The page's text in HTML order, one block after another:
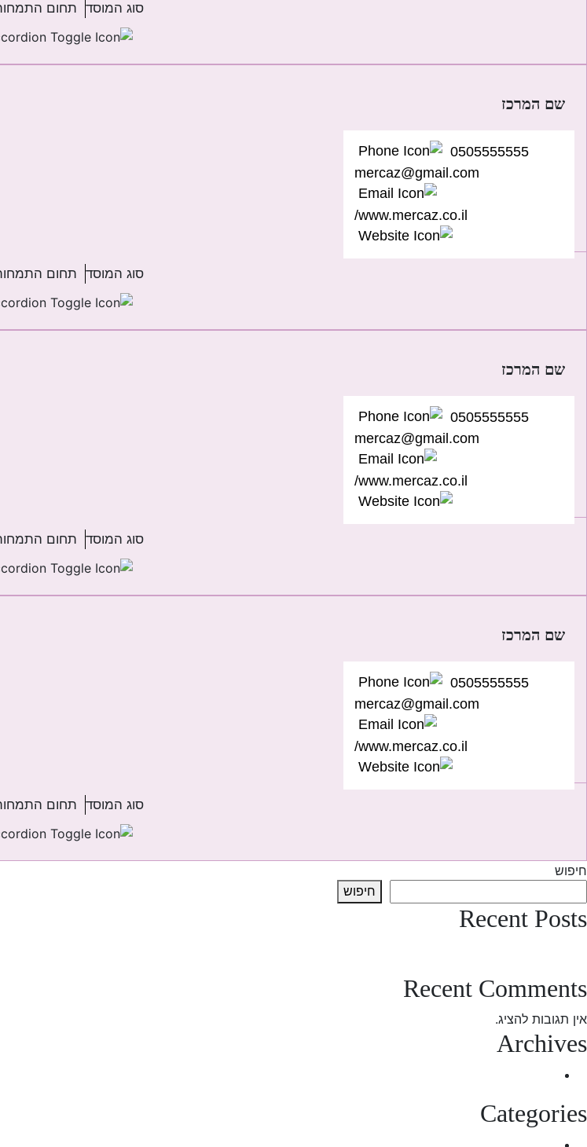
סוג המוסד תחום
שם המרכז
0505555555
mercaz@gmail.com
www.mercaz.co.il/
סוג המוסד תחום
שם המרכז
0505555555
mercaz@gmail.com
www.mercaz.co.il/
סוג המוסד תחום
שם המרכז
0505555555
mercaz@gmail.com
www.mercaz.co.il/
סוג המוסד תחום
חיפוש
חיפוש
Recent Posts
Recent Comments
אין תגובות להציג.
Archives
Categories